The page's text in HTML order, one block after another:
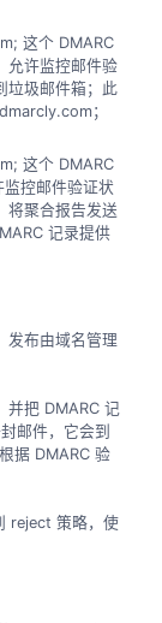
这个 DMARC
允许监控邮件验
垃圾邮件箱；此
；
这个 DMARC
控邮件验证状
将聚合报告发送
记录提供
发布由域名管理
并把 DMARC 记
邮件，它会到
据 DMARC 验
reject 策略，使